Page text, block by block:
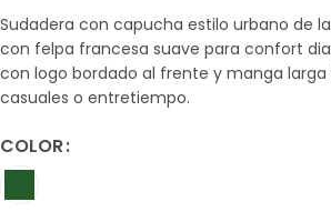
Sudadera con capucha estilo urbano de
con felpa francesa suave para confort
con logo bordado al frente y manga larga
casuales o entretiempo.
COLOR